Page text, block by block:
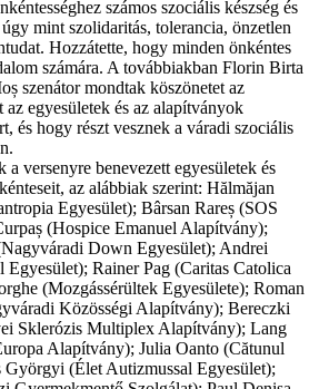
számos szociális készség és
mint szolidaritás, tolerancia, önzetlen
Hozzátette, hogy minden önkéntes
számára. A továbbiakban Florin Birta
szenátor mondtak köszönetet az
egyesületek és az alapítványok
és hogy részt vesznek a váradi szociális
a versenyre benevezett egyesületek és
az alábbiak szerint: Hălmăjan
Egyesület); Bârsan Rareș (SOS
(Hospice Emanuel Alapítvány);
Down Egyesület); Andrei
Rainer Pag (Caritas Catolica
(Mozgássérültek Egyesülete); Roman
Közösségi Alapítvány); Bereczki
Sklerózis Multiplex Alapítvány); Lang
Alapítvány); Julia Oanto (Cătunul
Györgyi (Élet Autizmussal Egyesület);